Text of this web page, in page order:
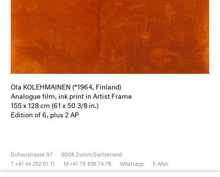
Ola KOLEHMAINEN (*1964, Finland)
Analogue film, ink print in Artist Frame
155 x 128 cm (61 x 50 3/8 in.)
Edition of 6, plus 2 AP
Dufourstrasse 97 8008 Zurich/Switzerland
T +41 44 252 01 11
M +41 79 838 74 78 Whatsapp E-Mail